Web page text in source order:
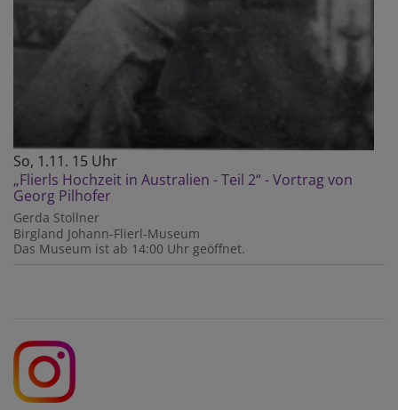
So, 1.11. 15 Uhr
„Flierls Hochzeit in Australien - Teil 2“ - Vortrag von
Georg Pilhofer
Gerda Stollner
Birgland Johann-Flierl-Museum
Das Museum ist ab 14:00 Uhr geöffnet.